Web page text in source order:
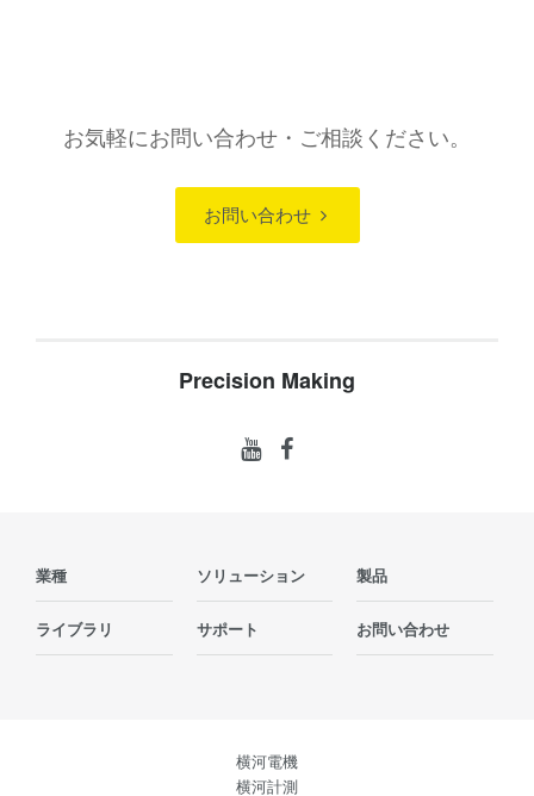
お気軽にお問い合わせ・ご相談ください。
お問い合わせ
Precision Making
業種 ソリューション 製品
ライブラリ サポート お問い合わせ
横河電機
横河計測